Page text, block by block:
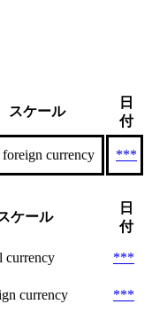
スケール
日
付
currency ***
ケール
日
付
currency
***
currency
***